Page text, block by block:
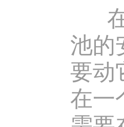
在
池的
要动
在一